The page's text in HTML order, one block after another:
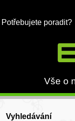
Potřebujete poradit?
Vše o
Vyhledávání